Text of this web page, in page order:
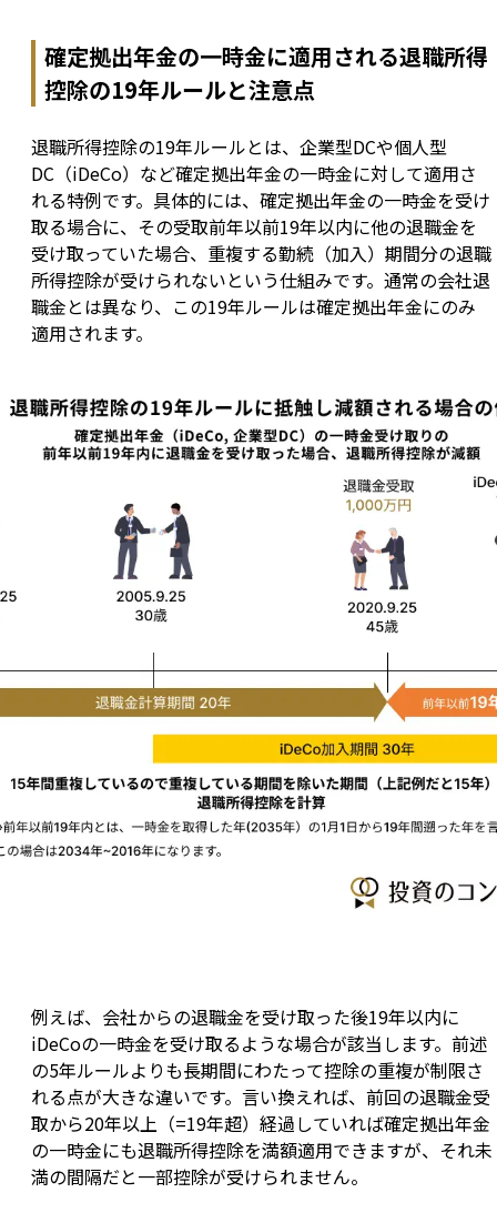
確定拠出年金の一時金に適用される退職所得
控除の19年ルールと注意点
退職所得控除の19年ルールとは、企業型DCや個人型
DC（iDeCo）など確定拠出年金の一時金に対して適用さ
れる特例です。具体的には、確定拠出年金の一時金を受け
取る場合に、その受取前年以前19年以内に他の退職金を
受け取っていた場合、重複する勤続（加入）期間分の退職
所得控除が受けられないという仕組みです。通常の会社退
職金とは異なり、この19年ルールは確定拠出年金にのみ
適用されます。
例えば、会社からの退職金を受け取った後19年以内に
iDeCoの一時金を受け取るような場合が該当します。前述
の5年ルールよりも長期間にわたって控除の重複が制限さ
れる点が大きな違いです。言い換えれば、前回の退職金受
取から20年以上（=19年超）経過していれば確定拠出年金
の一時金にも退職所得控除を満額適用できますが、それ未
満の間隔だと一部控除が受けられません。